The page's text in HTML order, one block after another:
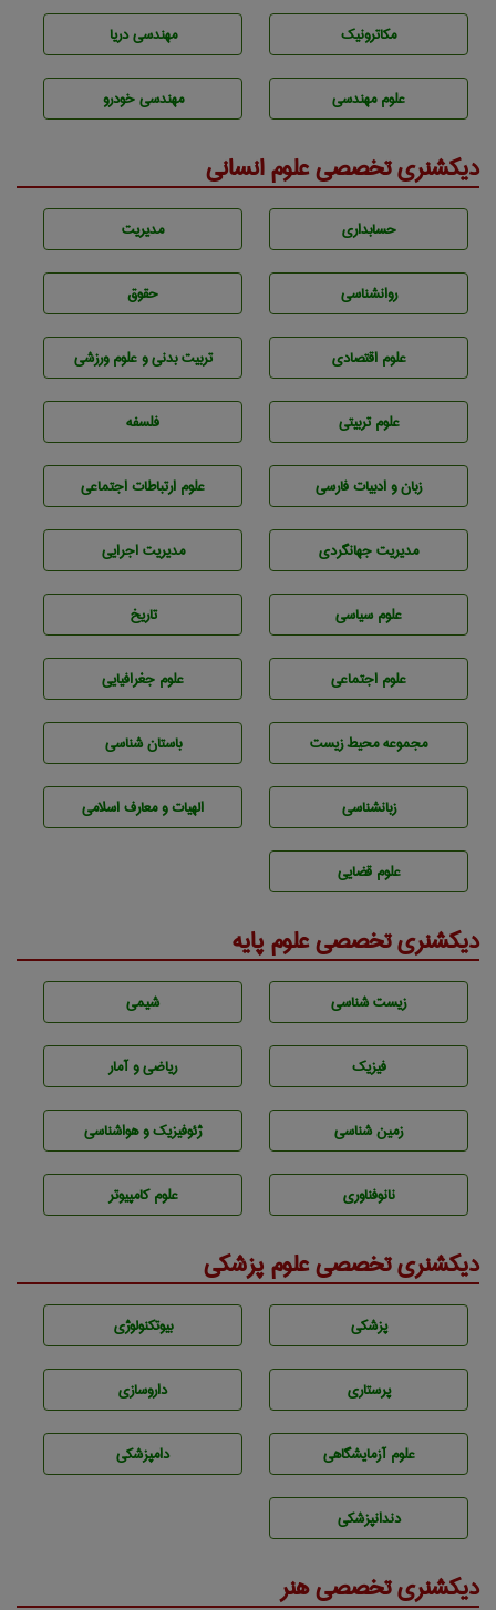
مکاترونیک مهندسی دریا
علوم مهندسی مهندسی خودرو
دیکشنری تخصصی علوم انسانی
حسابداری مديريت
روانشناسی حقوق
علوم اقتصادی تربيت بدنی و علوم ورزشی
علوم تربيتی فلسفه
زبان و ادبيات فارسی علوم ارتباطات اجتماعی
مديريت جهانگردی مديريت اجرايی
علوم سياسی تاريخ
علوم اجتماعی علوم جغرافيايی
مجموعه محيط زيست باستان شناسی
زبانشناسی الهیات و معارف اسلامی
علوم قضایی
دیکشنری تخصصی علوم پایه
زيست شناسی شيمی
فیزیک ریاضی و آمار
زمين شناسی ژئوفيزيك و هواشناسی
نانوفناوری علوم کامپیوتر
دیکشنری تخصصی علوم پزشکی
پزشكی بيوتكنولوژی
پرستاری داروسازی
علوم آزمايشگاهی دامپزشكی
دندانپزشكی
دیکشنری تخصصی هنر